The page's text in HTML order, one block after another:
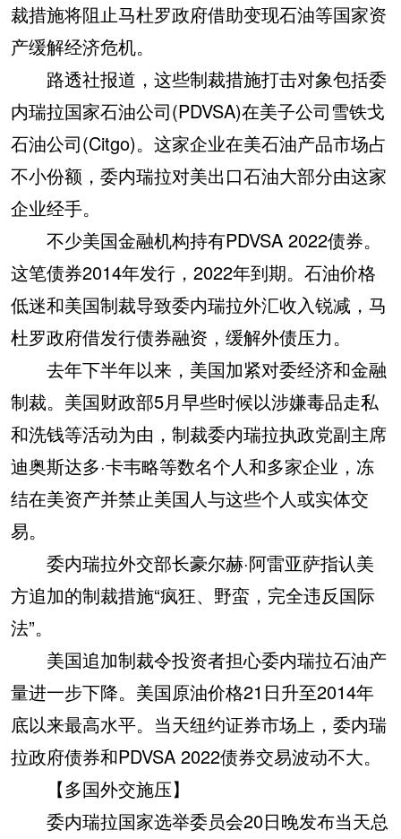
裁措施将阻止马杜罗政府借助变现石油等国家资
产缓解经济危机。
路透社报道，这些制裁措施打击对象包括委
内瑞拉国家石油公司(PDVSA)在美子公司雪铁戈
石油公司(Citgo)。这家企业在美石油产品市场占
不小份额，委内瑞拉对美出口石油大部分由这家
企业经手。
不少美国金融机构持有PDVSA 2022债券。
这笔债券2014年发行，2022年到期。石油价格
低迷和美国制裁导致委内瑞拉外汇收入锐减，马
杜罗政府借发行债券融资，缓解外债压力。
去年下半年以来，美国加紧对委经济和金融
制裁。美国财政部5月早些时候以涉嫌毒品走私
和洗钱等活动为由，制裁委内瑞拉执政党副主席
迪奥斯达多·卡韦略等数名个人和多家企业，冻
结在美资产并禁止美国人与这些个人或实体交
易。
委内瑞拉外交部长豪尔赫·阿雷亚萨指认美
方追加的制裁措施“疯狂、野蛮，完全违反国际
法”。
美国追加制裁令投资者担心委内瑞拉石油产
量进一步下降。美国原油价格21日升至2014年
底以来最高水平。当天纽约证券市场上，委内瑞
拉政府债券和PDVSA 2022债券交易波动不大。
【多国外交施压】
委内瑞拉国家选举委员会20日晚发布当天总